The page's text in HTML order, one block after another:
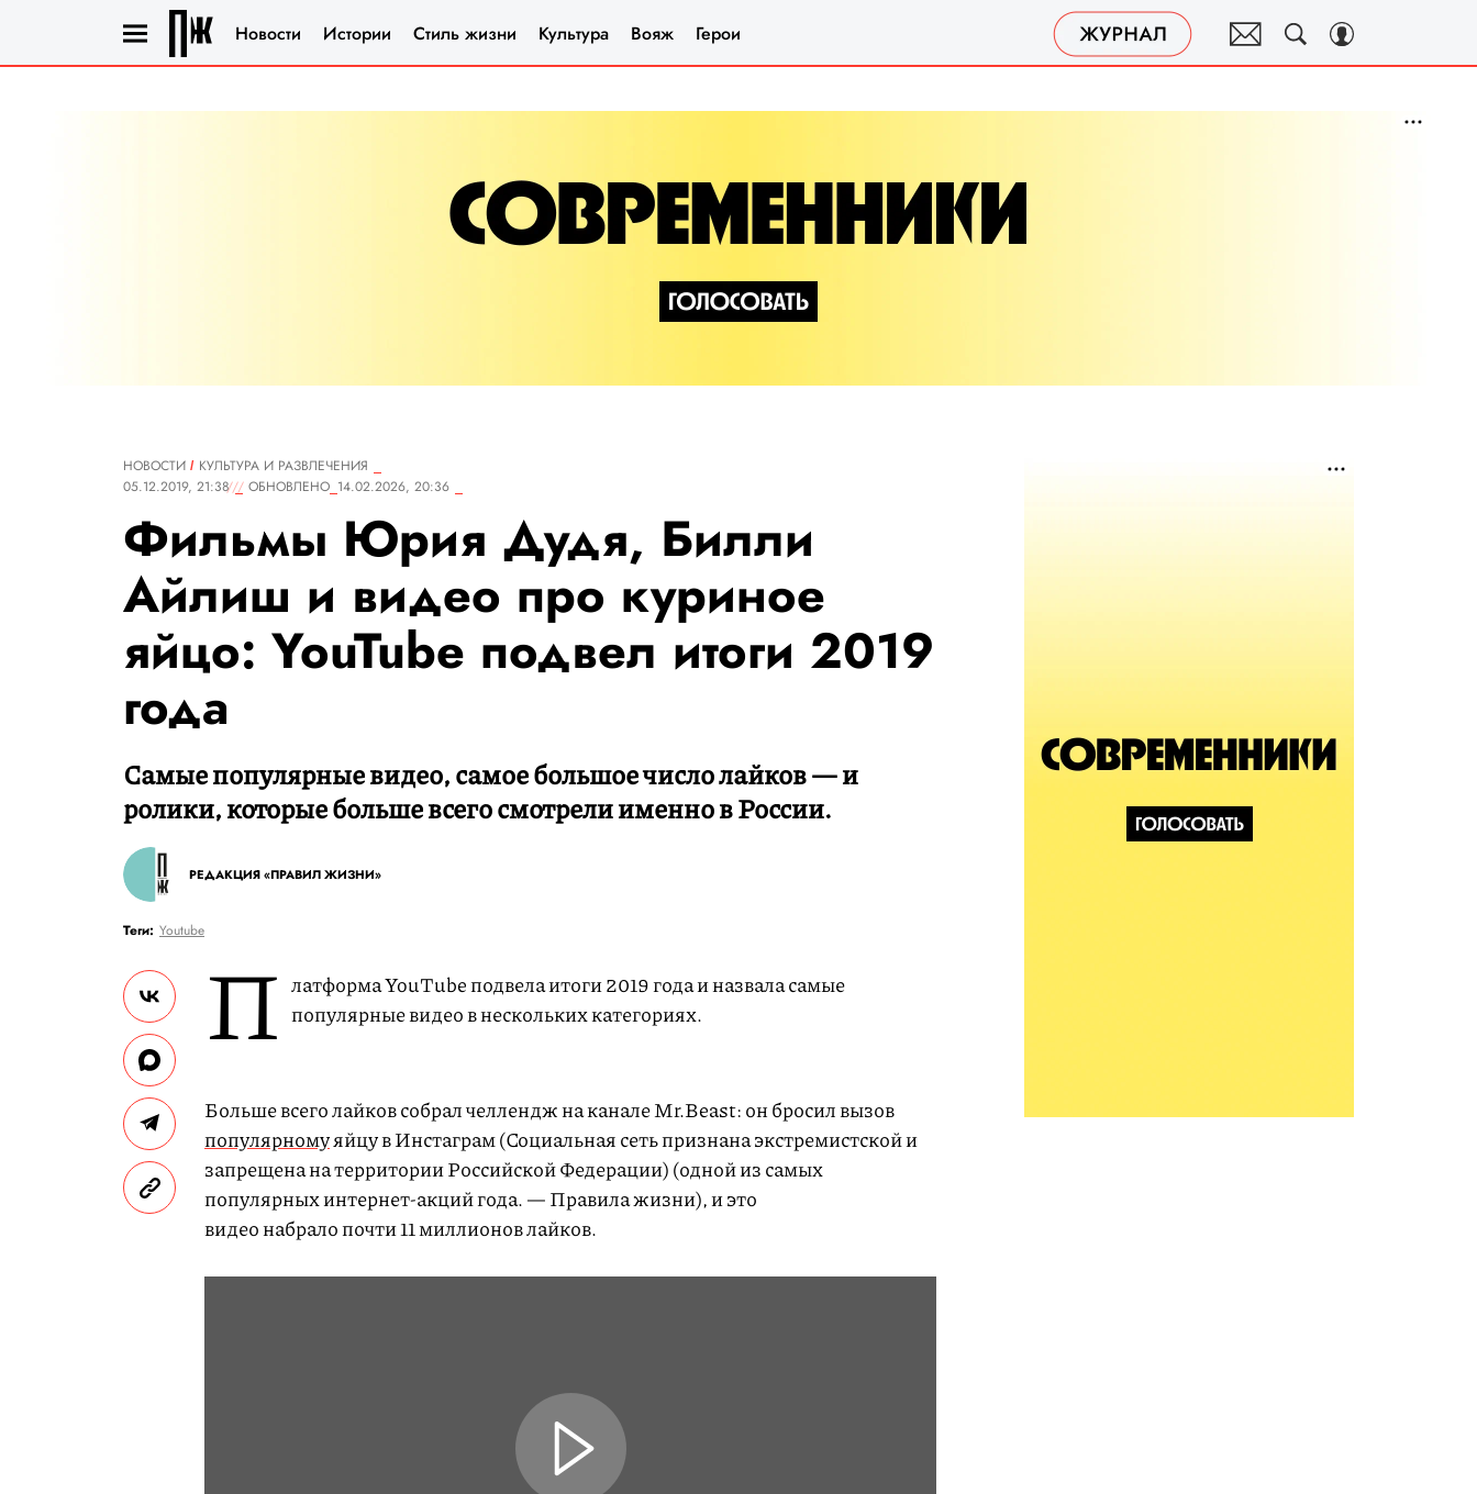
Новости Истории Стиль жизни Культура Вояж Герои
НОВОСТИ
КУЛЬТУРА И РАЗВЛЕЧЕНИЯ
05.12.2019, 21:38
ОБНОВЛЕНО 14.02.2026, 20:36
Фильмы Юрия Дудя, Билли
Айлиш и видео про куриное
яйцо: YouTube подвел итоги 2019
года
Самые популярные видео, самое большое число лайков — и
ролики, которые больше всего смотрели именно в России.
РЕДАКЦИЯ «ПРАВИЛ ЖИЗНИ»
Теги: Youtube
П латформа YouTube подвела итоги 2019 года и назвала самые
популярные видео в нескольких категориях.
Больше всего лайков собрал челлендж на канале Mr.Beast: он бросил вызов
популярномуяйцу в Инстаграм (Социальная сеть признана экстремистской и
запрещена на территории Российской Федерации) (одной из самых
популярных интернет-акций года. — Правила жизни), и это
видео набрало почти 11 миллионов лайков.